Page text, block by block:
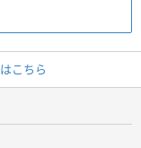
こちら